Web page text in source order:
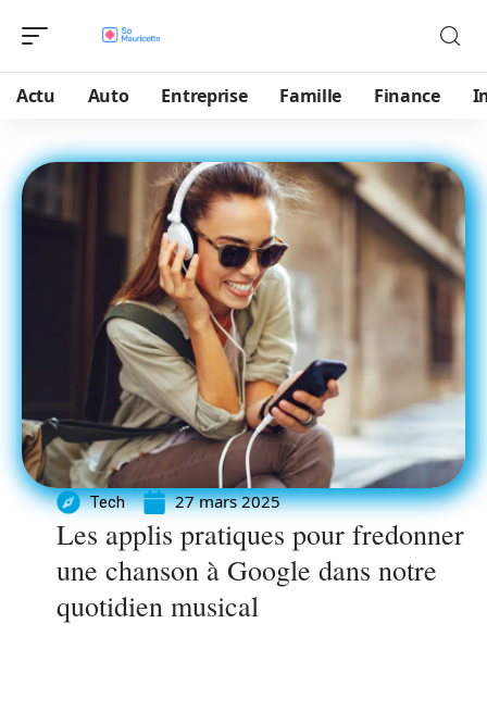
Actu Auto Entreprise Famille Finance
Tech 27 mars 2025
Les applis pratiques pour fredonner
une chanson à Google dans notre
quotidien musical